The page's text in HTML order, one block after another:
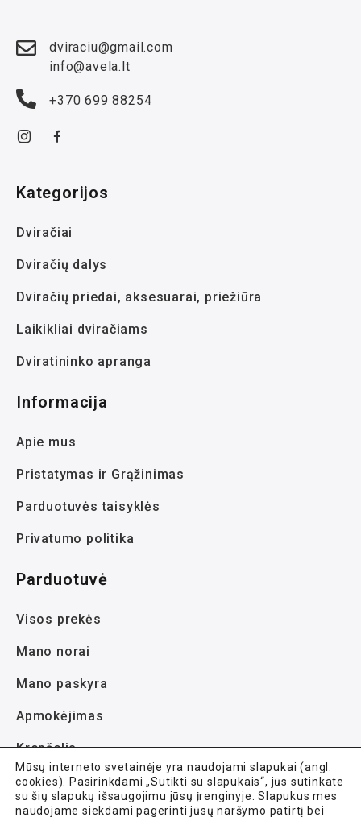
dviraciu@gmail.com
info@avela.lt
+370 699 88254
Kategorijos
Dviračiai
Dviračių dalys
Dviračių priedai, aksesuarai, priežiūra
Laikikliai dviračiams
Dviratininko apranga
Informacija
Apie mus
Pristatymas ir Grąžinimas
Parduotuvės taisyklės
Privatumo politika
Parduotuvė
Visos prekės
Mano norai
Mano paskyra
Apmokėjimas
Krepšelis
Mūsų interneto svetainėje yra naudojami slapukai (angl.
cookies). Pasirinkdami „Sutikti su slapukais“, jūs sutinkate
su šių slapukų išsaugojimu jūsų įrenginyje. Slapukus mes
naudojame siekdami pagerinti jūsų naršymo patirtį bei